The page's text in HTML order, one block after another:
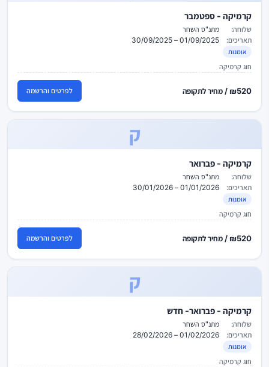
קרמיקה - ספטמבר
שלוחה:
מתנ"ס השחר
תאריכים:
01/09/2025 – 30/09/2025
אומנות
חוג קרמיקה
₪520 / מחיר לתקופה לפרטים והרשמה
ק
קרמיקה - פברואר
שלוחה:
מתנ"ס השחר
תאריכים:
01/01/2026 – 30/01/2026
אומנות
חוג קרמיקה
₪520 / מחיר לתקופה לפרטים והרשמה
ק
קרמיקה - פברואר- חדש
שלוחה:
מתנ"ס השחר
תאריכים:
01/02/2026 – 28/02/2026
אומנות
חוג קרמיקה